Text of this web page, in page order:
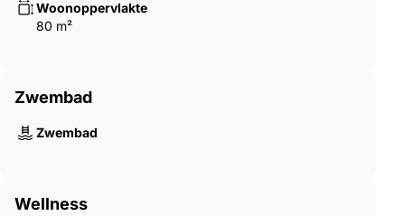
Woonoppervlakte
80 m²
Zwembad
Zwembad
Wellness